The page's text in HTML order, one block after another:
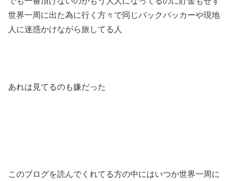
世界一周に出た為に行く方々で同じバックパッカーや現地
人に迷惑かけながら旅してる人
あれは見てるのも嫌だった
このブログを読んでくれてる方の中にはいつか世界一周に